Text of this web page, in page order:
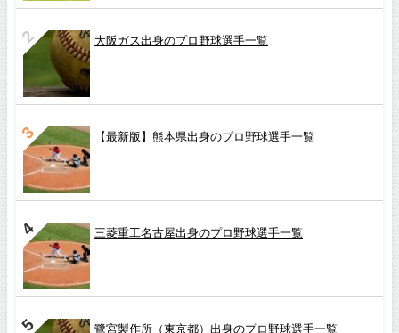
大阪ガス出身のプロ野球選手一覧
【最新版】熊本県出身のプロ野球選手一覧
三菱重工名古屋出身のプロ野球選手一覧
鷺宮製作所（東京都）出身のプロ野球選手一覧